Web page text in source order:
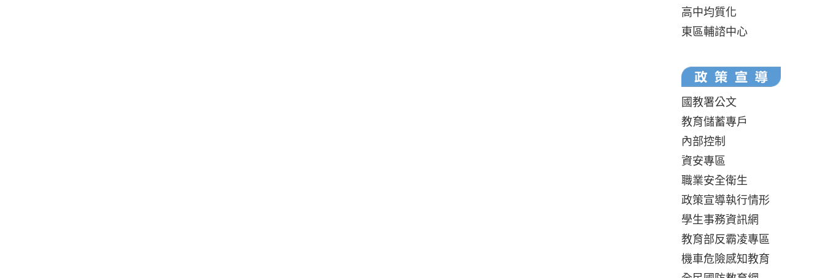
高中均質化
東區輔諮中心
國教署公文
教育儲蓄專戶
內部控制
資安專區
職業安全衛生
政策宣導執行情形
學生事務資訊網
教育部反霸凌專區
機車危險感知教育